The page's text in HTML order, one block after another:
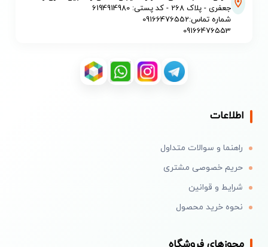
جعفری - پلاک 268 - کد پستی: 6194914980
شماره تماس:09166476552
09166476553
اطلاعات
راهنما و سوالات متداول
حریم خصوصی مشتری
شرایط و قوانین
نحوه خرید محصول